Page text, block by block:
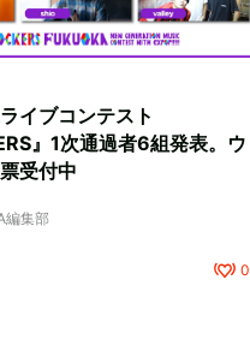
イブコンテスト
』1次通過者6組発表。ウ
受付中
編集部
0